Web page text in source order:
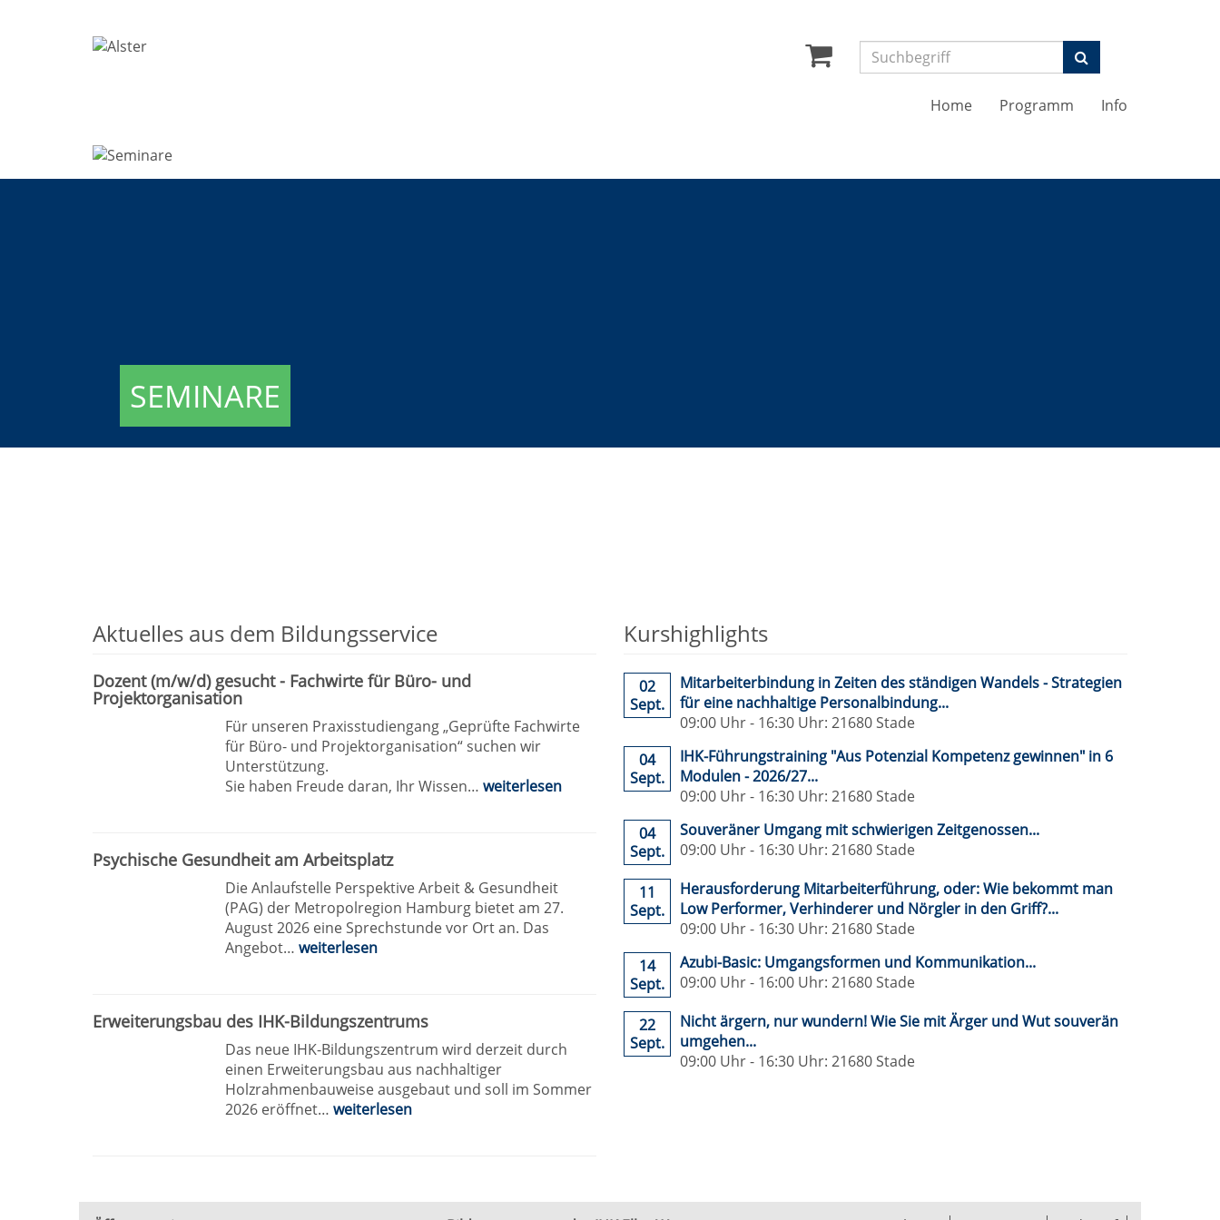
Suchen
Home Programm Info
SEMINARE
Aktuelles aus dem Bildungsservice
Dozent (m/w/d) gesucht - Fachwirte für Büro- und
Projektorganisation
Für unseren Praxisstudiengang „Geprüfte Fachwirte
für Büro- und Projektorganisation“ suchen wir
Unterstützung.
Sie haben Freude daran, Ihr Wissen…weiterlesen
Psychische Gesundheit am Arbeitsplatz
Die Anlaufstelle Perspektive Arbeit & Gesundheit
(PAG) der Metropolregion Hamburg bietet am 27.
August 2026 eine Sprechstunde vor Ort an. Das
Angebot…weiterlesen
Erweiterungsbau des IHK-Bildungszentrums
Das neue IHK-Bildungszentrum wird derzeit durch
einen Erweiterungsbau aus nachhaltiger
Holzrahmenbauweise ausgebaut und soll im Sommer
2026 eröffnet…weiterlesen
Kurshighlights
02
Sept.
Mitarbeiterbindung in Zeiten des ständigen Wandels - Strategien
für eine nachhaltige Personalbindung...
09:00 Uhr - 16:30 Uhr: 21680 Stade
04
Sept.
IHK-Führungstraining "Aus Potenzial Kompetenz gewinnen" in 6
Modulen - 2026/27...
09:00 Uhr - 16:30 Uhr: 21680 Stade
04
Sept.
Souveräner Umgang mit schwierigen Zeitgenossen...
09:00 Uhr - 16:30 Uhr: 21680 Stade
11
Sept.
Herausforderung Mitarbeiterführung, oder: Wie bekommt man
Low Performer, Verhinderer und Nörgler in den Griff?...
09:00 Uhr - 16:30 Uhr: 21680 Stade
14
Sept.
Azubi-Basic: Umgangsformen und Kommunikation...
09:00 Uhr - 16:00 Uhr: 21680 Stade
22
Sept.
Nicht ärgern, nur wundern! Wie Sie mit Ärger und Wut souverän
umgehen...
09:00 Uhr - 16:30 Uhr: 21680 Stade